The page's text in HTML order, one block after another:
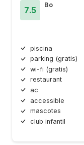
7.5
Bo
piscina
parking (gratis)
wi-fi (gratis)
restaurant
ac
accessible
mascotes
club infantil